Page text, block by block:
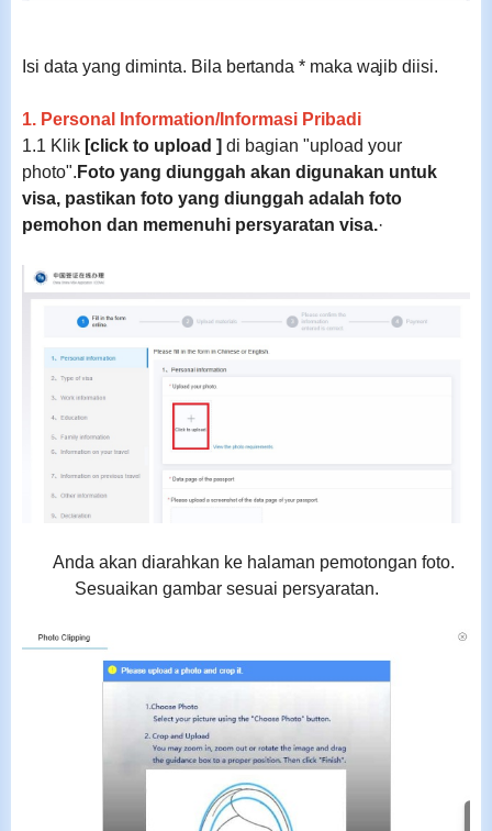
Isi data yang diminta. Bi la bertanda * maka wajib diisi.
1. Personal Information/Informasi Pribadi
1.1 Klik [click to upload ] di bagian "upload your
photo". Foto yang diunggah akan digunakan untuk
visa, pastikan foto yang diunggah adalah foto
pemohon dan memenuhi persyaratan visa.·
Anda akan diarahkan ke halaman pemotongan foto.
Sesuaikan gambar sesuai persyaratan.